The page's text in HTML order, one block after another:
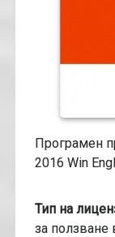
Програмен
2016 Win
Тип на
за